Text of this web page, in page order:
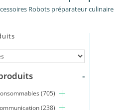
Robots préparateur culinaire
-
(705)
(238)